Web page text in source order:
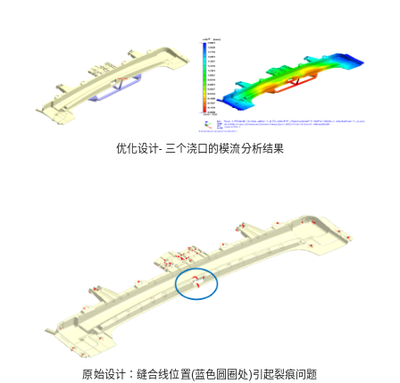
优化设计- 三个浇口的模流分析结果
原始设计：缝合线位置(蓝色圆圈处)引起裂痕问题